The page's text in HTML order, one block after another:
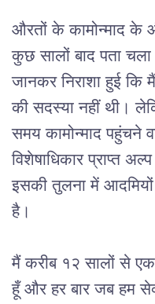
औरतों के कामोन्माद के
कुछ सालों बाद पता
जानकर निराशा हुई कि
की सदस्या नहीं थी।
समय कामोन्माद पहुंचने
विशेषाधिकार प्राप्त
इसकी तुलना में
है।
मैं करीब १२ सालों से
हूँ और हर बार जब हम